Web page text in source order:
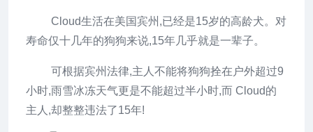
Cloud生活在美国宾州,已经是15岁的高龄犬。对
寿命仅十几年的狗狗来说,15年几乎就是一辈子。
可根据宾州法律,主人不能将狗狗拴在户外超过9
小时,雨雪冰冻天气更是不能超过半小时,而 Cloud的
主人,却整整违法了15年!